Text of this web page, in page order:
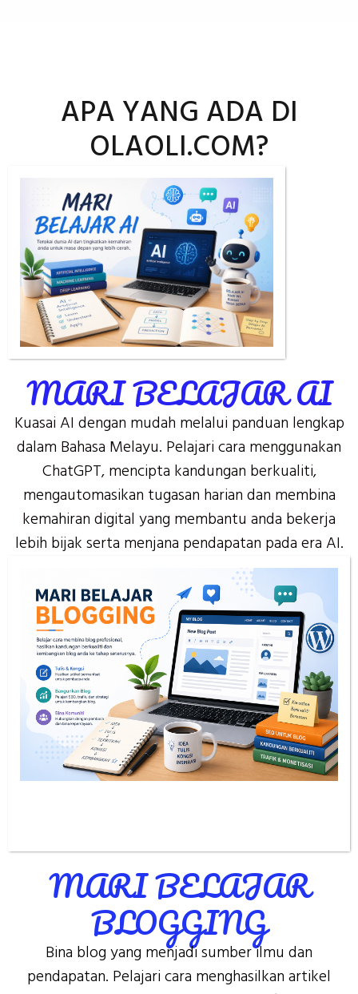
APA YANG ADA DI
OLAOLI.COM?
MARI BELAJAR AI
Kuasai AI dengan mudah melalui panduan lengkap
dalam Bahasa Melayu. Pelajari cara menggunakan
ChatGPT, mencipta kandungan berkualiti,
mengautomasikan tugasan harian dan membina
kemahiran digital yang membantu anda bekerja
lebih bijak serta menjana pendapatan pada era AI.
MARI BELAJAR
BLOGGING
Bina blog yang menjadi sumber ilmu dan
pendapatan. Pelajari cara menghasilkan artikel